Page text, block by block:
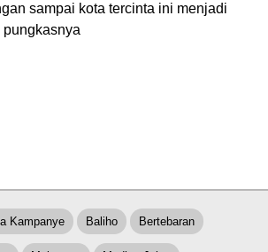
sampai kota tercinta ini menjadi
pungkasnya
Kampanye Baliho Bertebaran